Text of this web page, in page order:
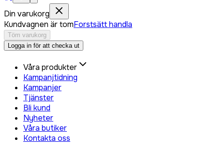
Din varukorg
Kundvagnen är tomForstsätt handla
Töm varukorg
Logga in för att checka ut
Våra produkter
Kampanjtidning
Kampanjer
Tjänster
Bli kund
Nyheter
Våra butiker
Kontakta oss